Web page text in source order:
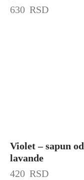
630 RSD
Violet – sapun od
lavande
420 RSD